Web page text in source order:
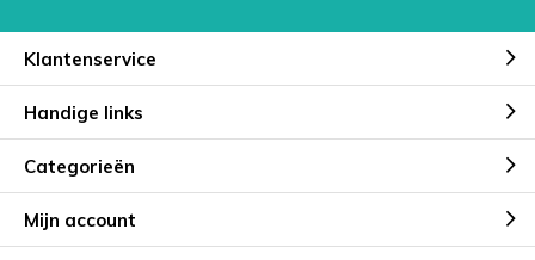
Klantenservice
Handige links
Categorieën
Mijn account